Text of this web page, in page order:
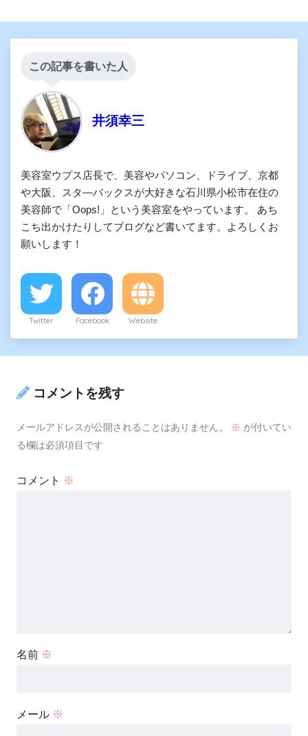
この記事を書いた人
井須幸三
美容室ウプス店長で、美容やパソコン、ドライブ、京都
や大阪、スタ―バックスが大好きな石川県小松市在住の
美容師で「Oops!」という美容室をやっています。 あち
こち出かけたりしてブログなど書いてます。よろしくお
願いします！
Twitter Facebook Website
コメントを残す
メールアドレスが公開されることはありません。 ※ が付いてい
る欄は必須項目です
コメント ※
名前 ※
メール ※